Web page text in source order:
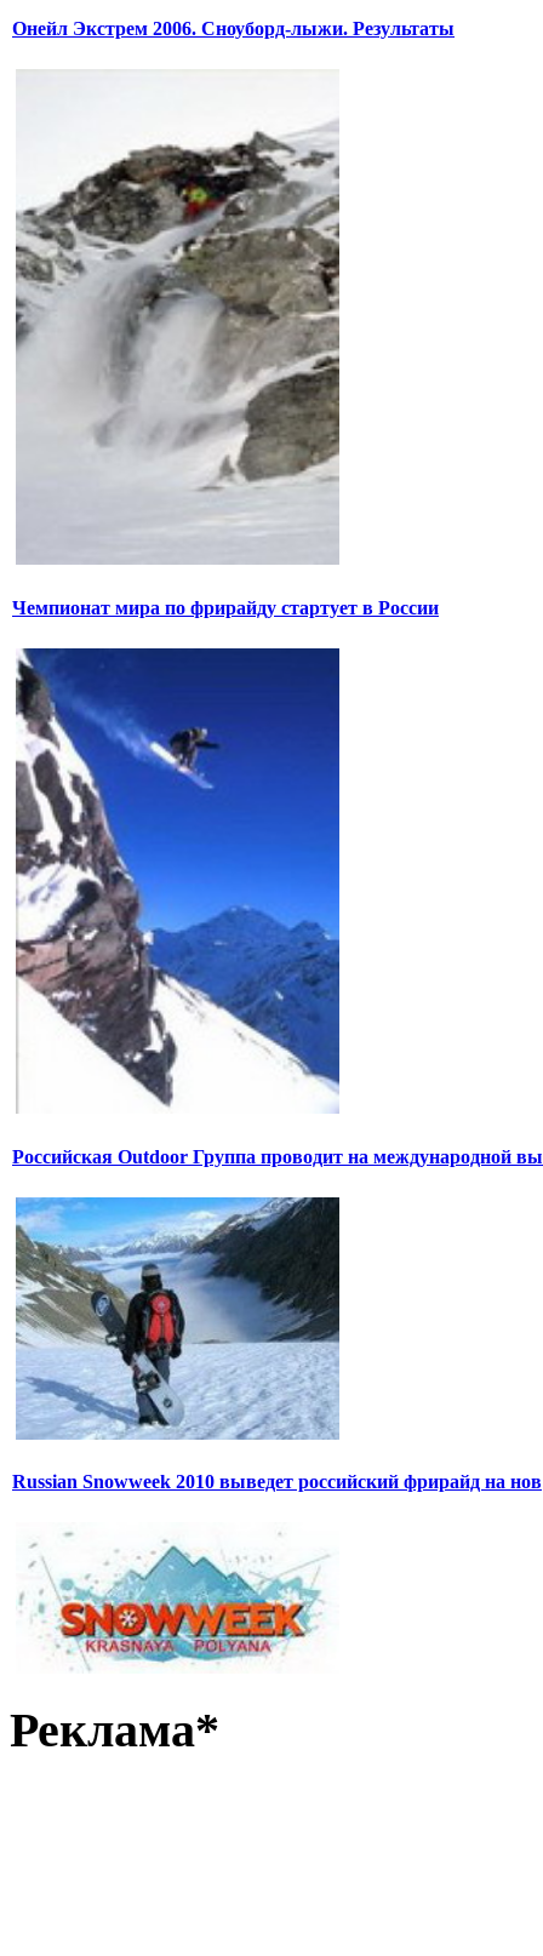
Онейл Экстрем 2006. Сноуборд-лыжи. Результаты
Чемпионат мира по фрирайду стартует в России
Российская Outdoor Группа проводит на международной
Russian Snowweek 2010 выведет российский фрирайд на нов
Реклама*